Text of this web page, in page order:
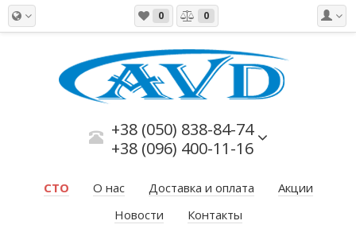
0 0
+38 (050) 838-84-74
+38 (096) 400-11-16
СТО О нас Доставка и оплата
Акции
Новости
Контакты